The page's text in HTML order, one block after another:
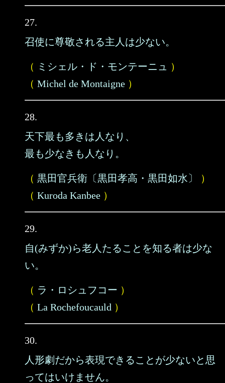
27.
召使に尊敬される主人は少ない。
（ ミシェル・ド・モンテーニュ
）
（ Michel de Montaigne ）
28.
天下最も多きは人なり、
最も少なきも人なり。
（ 黒田官兵衛〔黒田孝高・黒田如水〕
）
（ Kuroda Kanbee ）
29.
自(みずか)ら老人たることを知る者は少な
い。
（ ラ・ロシュフコー ）
（ La Rochefoucauld ）
30.
人形劇だから表現できることが少ないと思
ってはいけません。